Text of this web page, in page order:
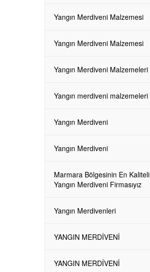
Yangın Merdiveni Malzemesi
Yangın Merdiveni Malzemesi
Yangın Merdiveni Malzemeleri
Yangın merdiveni malzemeleri
Yangın Merdiveni
Yangın Merdiveni
Marmara Bölgesinin En Kaliteli
Yangın Merdiveni Firmasıyız
Yangın Merdivenleri
YANGIN MERDİVENİ
YANGIN MERDİVENİ